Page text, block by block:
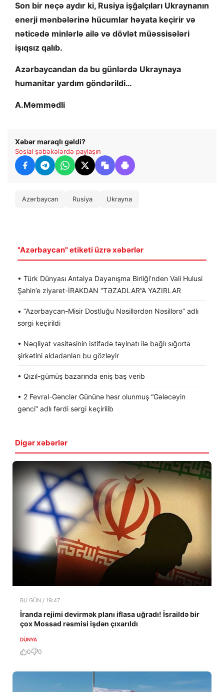
Son bir neçə aydır ki, Rusiya işğalçıları Ukraynanın
enerji mənbələrinə hücumlar həyata keçirir və
nəticədə minlərlə ailə və dövlət müəssisələri
işıqsız qalıb.
Azərbaycandan da bu günlərdə Ukraynaya
humanitar yardım göndərildi…
A.Məmmədli
Xəbər maraqlı gəldi?
Sosial şəbəkələrdə paylaşın
Azərbaycan Rusiya Ukrayna
"Azərbaycan" etiketi üzrə xəbərlər
• Türk Dünyası Antalya Dayanışma Birliği’nden Vali Hulusi
Şahin’e ziyaret-İRAKDAN “TƏZADLAR”A YAZIRLAR
• “Azərbaycan-Misir Dostluğu Nəsillərdən Nəsillərə” adlı
sərgi keçirildi
• Nəqliyat vasitəsinin istifadə təyinatı ilə bağlı sığorta
şirkətini aldadanları bu gözləyir
• Qızıl-gümüş bazarında eniş baş verib
• 2 Fevral-Gənclər Gününə həsr olunmuş “Gələcəyin
gənci” adlı fərdi sərgi keçirilib
Digər xəbərlər
BU GÜN / 19:47
İranda rejimi devirmək planı iflasa uğradı! İsraildə bir
çox Mossad rəsmisi işdən çıxarıldı
DÜNYA
0 0